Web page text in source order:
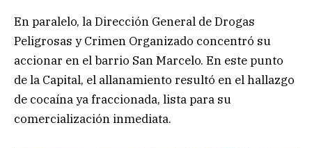
En paralelo, la Dirección General de Drogas
Peligrosas y Crimen Organizado concentró su
accionar en el barrio San Marcelo. En este punto
de la Capital, el allanamiento resultó en el hallazgo
de cocaína ya fraccionada, lista para su
comercialización inmediata.